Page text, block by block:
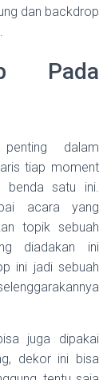
dan backdrop
Pada
dalam
tiap moment
satu ini.
acara yang
topik sebuah
diadakan ini
ini jadi sebuah
juga dipakai
dekor ini bisa